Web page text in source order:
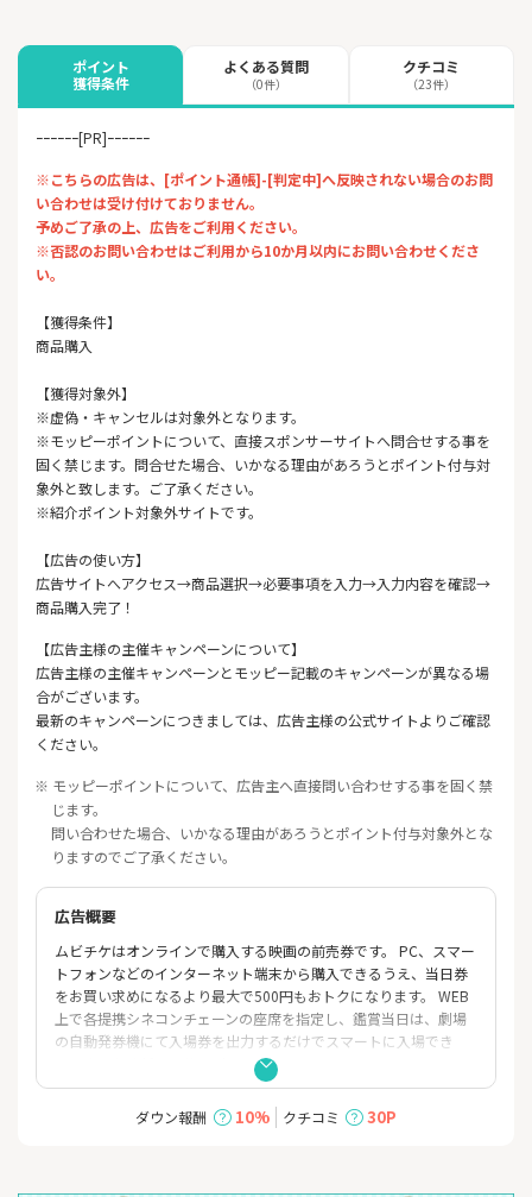
ポイント
獲得条件
よくある質問
（0件）
クチコミ
（23件）
ｰｰｰｰｰｰ[PR]ｰｰｰｰｰｰ
※こちらの広告は、[ポイント通帳]-[判定中]へ反映されない場合のお問
い合わせは受け付けておりません。
予めご了承の上、広告をご利用ください。
※否認のお問い合わせはご利用から10か月以内にお問い合わせくださ
い。
【獲得条件】
商品購入
【獲得対象外】
※虚偽・キャンセルは対象外となります。
※モッピーポイントについて、直接スポンサーサイトへ問合せする事を
固く禁じます。問合せた場合、いかなる理由があろうとポイント付与対
象外と致します。ご了承ください。
※紹介ポイント対象外サイトです。
【広告の使い方】
広告サイトへアクセス→商品選択→必要事項を入力→入力内容を確認→
商品購入完了！
【広告主様の主催キャンペーンについて】
広告主様の主催キャンペーンとモッピー記載のキャンペーンが異なる場
合がございます。
最新のキャンペーンにつきましては、広告主様の公式サイトよりご確認
ください。
※ モッピーポイントについて、広告主へ直接問い合わせする事を固く禁
じます。
問い合わせた場合、いかなる理由があろうとポイント付与対象外とな
りますのでご了承ください。
広告概要
ムビチケはオンラインで購入する映画の前売券です。 PC、スマー
トフォンなどのインターネット端末から購入できるうえ、当日券
をお買い求めになるより最大で500円もおトクになります。 WEB
上で各提携シネコンチェーンの座席を指定し、鑑賞当日は、劇場
の自動発券機にて入場券を出力するだけでスマートに入場でき
る、まったく新しいサービスです。
ダウン報酬 10% クチコミ 30P